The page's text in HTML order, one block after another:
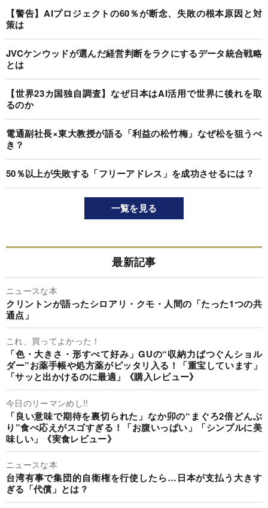
【警告】AIプロジェクトの60％が断念、失敗の根本原因と対
策は
JVCケンウッドが選んだ経営判断をラクにするデータ統合戦略
とは
【世界23カ国独自調査】なぜ日本はAI活用で世界に後れを取
るのか
電通副社長×東大教授が語る「利益の松竹梅」なぜ松を狙うべ
き？
50％以上が失敗する「フリーアドレス」を成功させるには？
一覧を見る
最新記事
ニュースな本
クリントンが語ったシロアリ・クモ・人間の「たった1つの共
通点」
これ、買ってよかった！
「色・大きさ・形すべて好み」GUの“収納力ばつぐんショル
ダー”お薬手帳や処方薬がピッタリ入る！「重宝しています」
「サッと出かけるのに最適」《購入レビュー》
今日のリーマンめし!!
「良い意味で期待を裏切られた」なか卯の“まぐろ2倍どんぶ
り”食べ応えがスゴすぎる！「お腹いっぱい」「シンプルに美
味しい」《実食レビュー》
ニュースな本
台湾有事で集団的自衛権を行使したら…日本が支払う大きす
ぎる「代償」とは？